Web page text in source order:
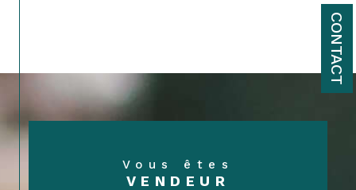
CONTACT
Vous êtes
VENDEUR